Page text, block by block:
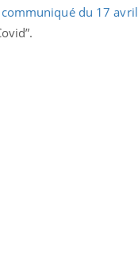
communiqué du 17 avril